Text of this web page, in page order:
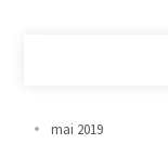
mai 2019